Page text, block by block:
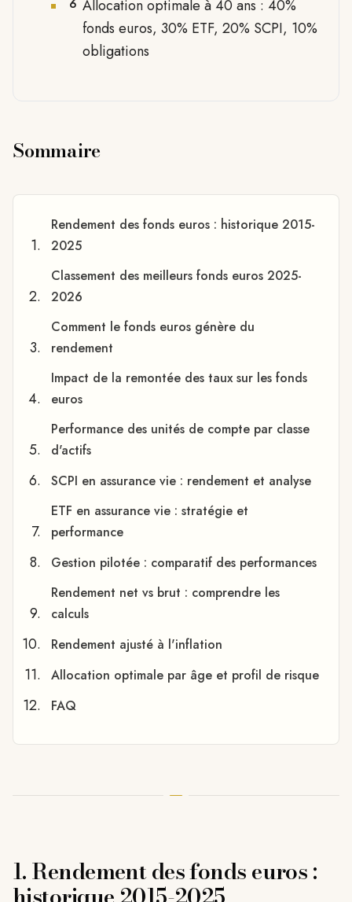
6 Allocation optimale à 40 ans : 40%
fonds euros, 30% ETF, 20% SCPI, 10%
obligations
Sommaire
Rendement des fonds euros : historique 2015-
2025
Classement des meilleurs fonds euros 2025-
2026
Comment le fonds euros génère du
rendement
Impact de la remontée des taux sur les fonds
euros
Performance des unités de compte par classe
d'actifs
SCPI en assurance vie : rendement et analyse
ETF en assurance vie : stratégie et
performance
Gestion pilotée : comparatif des performances
Rendement net vs brut : comprendre les
calculs
Rendement ajusté à l'inflation
Allocation optimale par âge et profil de risque
FAQ
1. Rendement des fonds euros :